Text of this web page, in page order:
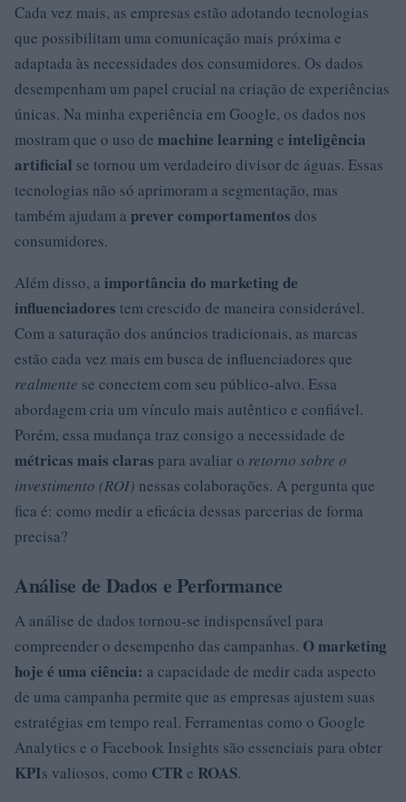
Cada vez mais, as empresas estão adotando tecnologias
que possibilitam uma comunicação mais próxima e
adaptada às necessidades dos consumidores. Os dados
desempenham um papel crucial na criação de experiências
únicas. Na minha experiência em Google, os dados nos
mostram que o uso de machine learning e inteligência
artificial se tornou um verdadeiro divisor de águas. Essas
tecnologias não só aprimoram a segmentação, mas
também ajudam a prever comportamentos dos
consumidores.
Além disso, a importância do marketing de
influenciadores tem crescido de maneira considerável.
Com a saturação dos anúncios tradicionais, as marcas
estão cada vez mais em busca de influenciadores que
realmente se conectem com seu público-alvo. Essa
abordagem cria um vínculo mais autêntico e confiável.
Porém, essa mudança traz consigo a necessidade de
métricas mais claras para avaliar o retorno sobre o
investimento (ROI) nessas colaborações. A pergunta que
fica é: como medir a eficácia dessas parcerias de forma
precisa?
Análise de Dados e Performance
A análise de dados tornou-se indispensável para
compreender o desempenho das campanhas. O marketing
hoje é uma ciência: a capacidade de medir cada aspecto
de uma campanha permite que as empresas ajustem suas
estratégias em tempo real. Ferramentas como o Google
Analytics e o Facebook Insights são essenciais para obter
KPIs valiosos, como CTRe ROAS.